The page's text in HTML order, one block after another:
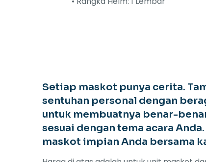
Setiap maskot punya cerita.
sentuhan personal dengan
untuk membuatnya benar-
sesuai dengan tema acara
maskot impian Anda bersama